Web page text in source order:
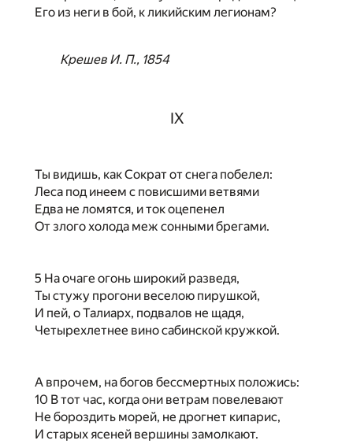
Его из неги в бой, к ликийским легионам?
Крешев И. П., 1854
IX
Ты видишь, как Сократ от снега побелел:
Леса под инеем с повисшими ветвями
Едва не ломятся, и ток оцепенел
От злого холода меж сонными брегами.
5 На очаге огонь широкий разведя,
Ты стужу прогони веселою пирушкой,
И пей, о Талиарх, подвалов не щадя,
Четырехлетнее вино сабинской кружкой.
А впрочем, на богов бессмертных положись:
10 В тот час, когда они ветрам повелевают
Не бороздить морей, не дрогнет кипарис,
И старых ясеней вершины замолкают.